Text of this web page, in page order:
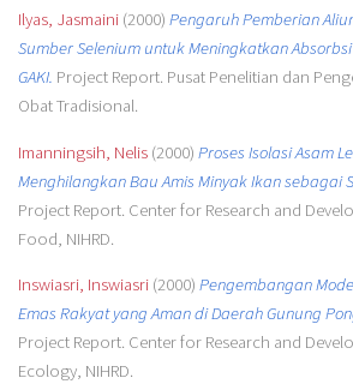
Ilyas, Jasmaini(2000) Pengaruh Pemberian
Sumber Selenium untuk Meningkatkan
GAKI. Project Report. Pusat Penelitian dan
Obat Tradisional.
Imanningsih, Nelis(2000) Proses Isolasi Asam
Menghilangkan Bau Amis Minyak Ikan sebagai
Project Report. Center for Research and
Food, NIHRD.
Inswiasri, Inswiasri(2000) Pengembangan
Emas Rakyat yang Aman di Daerah Gunung
Project Report. Center for Research and
Ecology, NIHRD.